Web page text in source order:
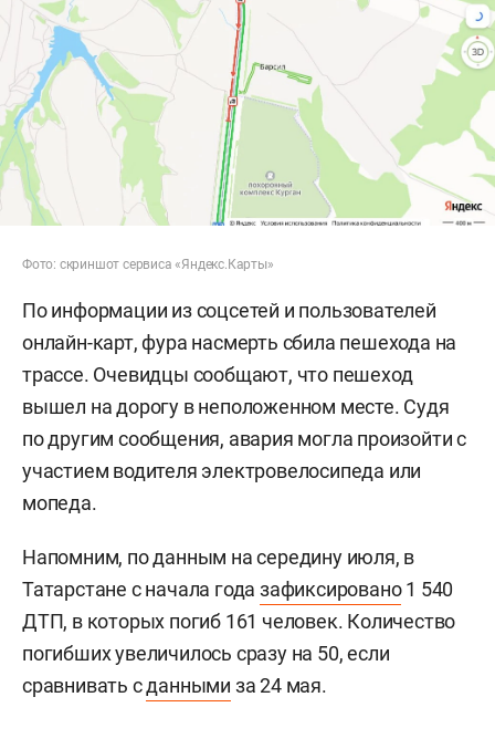
Фото: скриншот сервиса «Яндекс.Карты»
По информации из соцсетей и пользователей
онлайн-карт, фура насмерть сбила пешехода на
трассе. Очевидцы сообщают, что пешеход
вышел на дорогу в неположенном месте. Судя
по другим сообщения, авария могла произойти с
участием водителя электровелосипеда или
мопеда.
Напомним, по данным на середину июля, в
Татарстане с начала годазафиксировано1 540
ДТП, в которых погиб 161 человек. Количество
погибших увеличилось сразу на 50, если
сравнивать сданными за 24 мая.